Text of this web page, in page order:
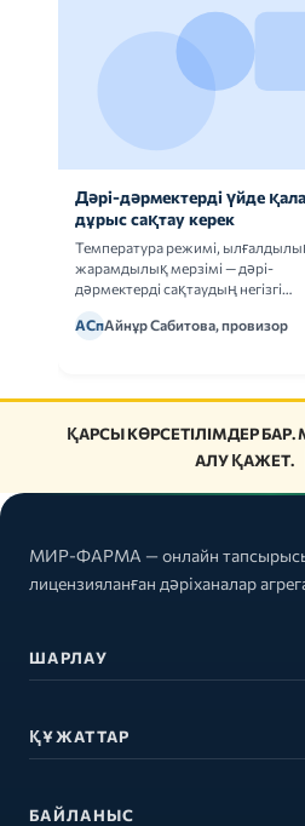
Дәрі-дәрмектерді үйде
дұрыс сақтау керек
Температура режимі,
жарамдылық мерзімі — дәрі-
дәрмектерді сақтаудың негізгі
АСпАйнұр Сабитова, провизор
ҚАРСЫ КӨРСЕТІЛІМДЕР
АЛУ ҚАЖЕТ.
МИР-ФАРМА — онлайн
лицензияланған дәріханалар
ШАРЛАУ
ҚҰЖАТТАР
БАЙЛАНЫС